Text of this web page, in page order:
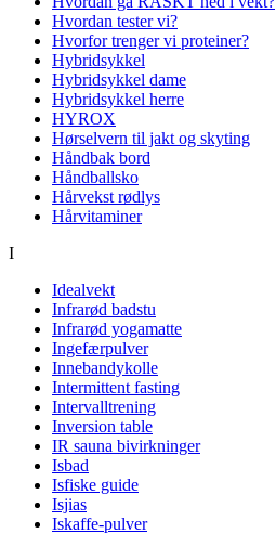
Hvordan tester vi?
Hvorfor trenger vi proteiner?
Hybridsykkel
Hybridsykkel dame
Hybridsykkel herre
HYROX
Hørselvern til jakt og skyting
Håndbak bord
Håndballsko
Hårvekst rødlys
Hårvitaminer
I
Idealvekt
Infrarød badstu
Infrarød yogamatte
Ingefærpulver
Innebandykolle
Intermittent fasting
Intervalltrening
Inversion table
IR sauna bivirkninger
Isbad
Isfiske guide
Isjias
Iskaffe-pulver